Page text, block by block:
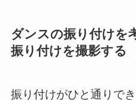
ダンスの振り付けを
振り付けを撮影する
振り付けがひと通りで